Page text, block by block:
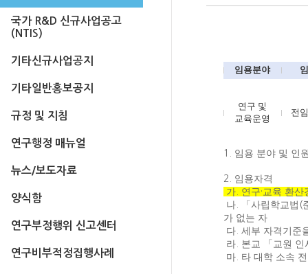
국가 R&D 신규사업공고
(NTIS)
기타신규사업공지
기타일반홍보공지
규정 및 지침
연구행정 매뉴얼
뉴스/보도자료
양식함
연구부정행위 신고센터
연구비부적정집행사례
임용분야
연구 및
교육운영
전
1. 임용 분야 및 인
2. 임용자격
가 연구·교육 환산
나
「 사립학교법 (
가 없는 자
다 세부 자격기준
라 본교 「 교원 인
마 타 대학 소속